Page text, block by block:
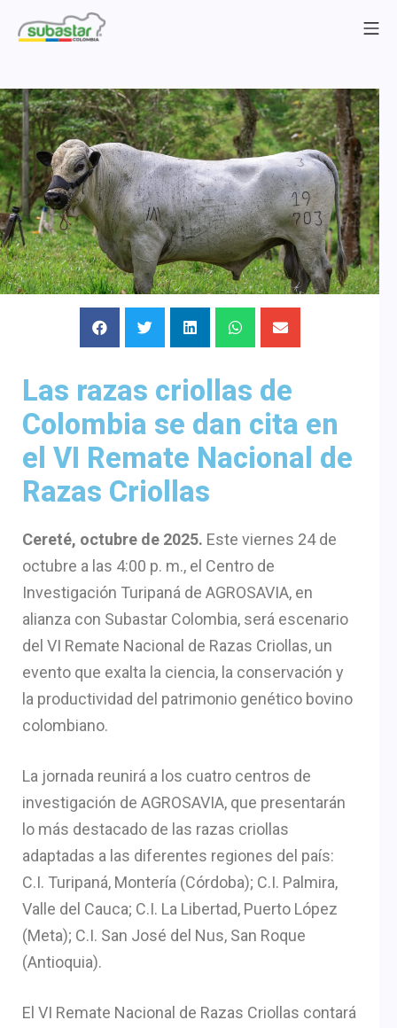
Las razas criollas de
Colombia se dan cita en
el VI Remate Nacional de
Razas Criollas
Cereté, octubre de 2025. Este viernes 24 de
octubre a las 4:00 p. m., el Centro de
Investigación Turipaná de AGROSAVIA, en
alianza con Subastar Colombia, será escenario
del VI Remate Nacional de Razas Criollas, un
evento que exalta la ciencia, la conservación y
la productividad del patrimonio genético bovino
colombiano.
La jornada reunirá a los cuatro centros de
investigación de AGROSAVIA, que presentarán
lo más destacado de las razas criollas
adaptadas a las diferentes regiones del país:
C.I. Turipaná, Montería (Córdoba); C.I. Palmira,
Valle del Cauca; C.I. La Libertad, Puerto López
(Meta); C.I. San José del Nus, San Roque
(Antioquia).
El VI Remate Nacional de Razas Criollas contará